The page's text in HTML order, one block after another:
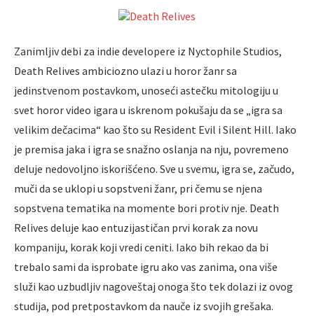
Zanimljiv debi za indie developere iz Nyctophile Studios,
Death Relives ambiciozno ulazi u horor žanr sa
jedinstvenom postavkom, unoseći astečku mitologiju u
svet horor video igara u iskrenom pokušaju da se „igra sa
velikim dečacima“ kao što su Resident Evil i Silent Hill. Iako
je premisa jaka i igra se snažno oslanja na nju, povremeno
deluje nedovoljno iskorišćeno. Sve u svemu, igra se, začudo,
muči da se uklopi u sopstveni žanr, pri čemu se njena
sopstvena tematika na momente bori protiv nje. Death
Relives deluje kao entuzijastičan prvi korak za novu
kompaniju, korak koji vredi ceniti. Iako bih rekao da bi
trebalo sami da isprobate igru ako vas zanima, ona više
služi kao uzbudljiv nagoveštaj onoga što tek dolazi iz ovog
studija, pod pretpostavkom da nauče iz svojih grešaka.